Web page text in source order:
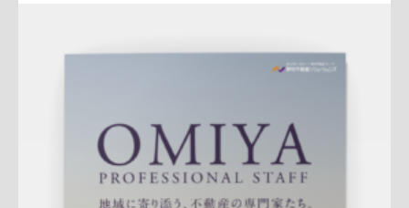
Update:2026.07.01